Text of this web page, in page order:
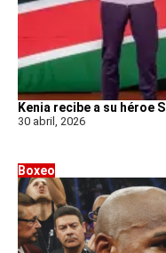
Kenia recibe a su héroe
30 abril, 2026
Boxeo